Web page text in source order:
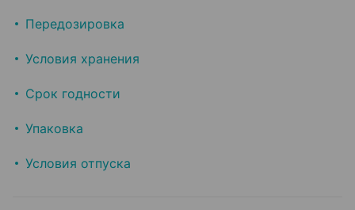
Передозировка
Условия хранения
Срок годности
Упаковка
Условия отпуска